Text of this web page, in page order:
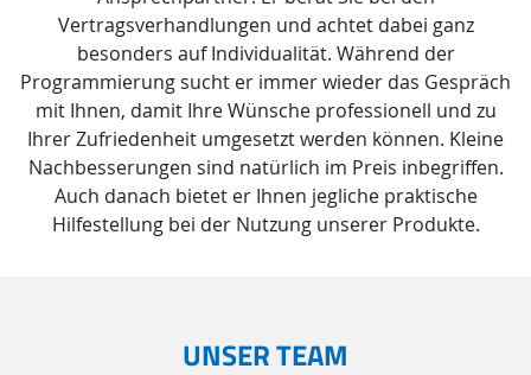
Vertragsverhandlungen und achtet dabei ganz
besonders auf Individualität. Während der
Programmierung sucht er immer wieder das Gespräch
mit Ihnen, damit Ihre Wünsche professionell und zu
Ihrer Zufriedenheit umgesetzt werden können. Kleine
Nachbesserungen sind natürlich im Preis inbegriffen.
Auch danach bietet er Ihnen jegliche praktische
Hilfestellung bei der Nutzung unserer Produkte.
UNSER TEAM